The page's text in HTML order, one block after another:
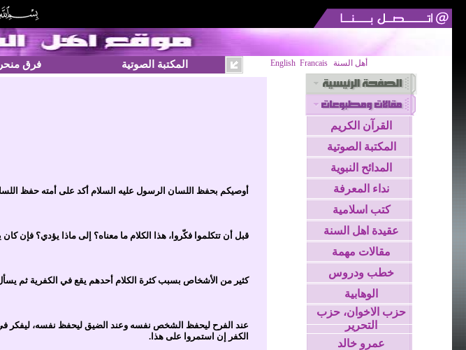
فرق المكتبة الصوتية English Francais أهل السنة
أوصيكم بحفظ اللسان الرسول عليه السلام أكد على أمته حفظ
قبل أن تتكلموا فكّروا، هذا الكلام ما معناه؟ إلى ماذا يؤدي؟ فإن
كثير من الأشخاص بسبب كثرة الكلام أحدهم يقع في الكفرية ثم
عند الفرح ليحفظ الشخص نفسه وعند الضيق ليحفظ نفسه، ليفكر في
الكفر إن استمروا على هذا.
القرآن الكريم
المكتبة الصوتية
المدائح النبوية
نداء المعرفة
كتب اسلامية
عقيدة اهل السنة
مقالات مهمة
خطب ودروس
الوهابية
حزب الاخوان، حزب
التحرير
عمرو خالد